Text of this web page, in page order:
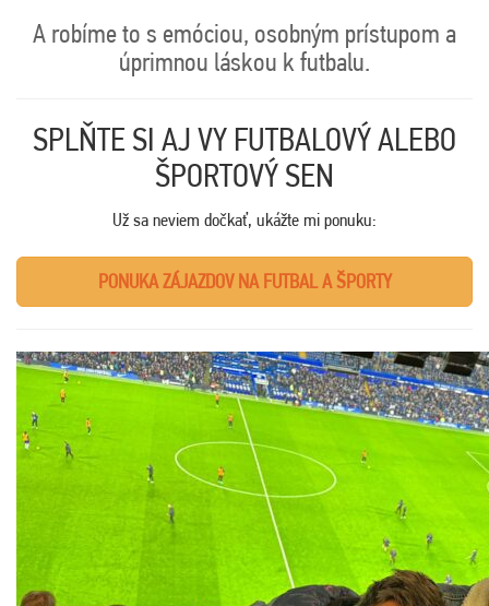
A robíme to s emóciou, osobným prístupom a
úprimnou láskou k futbalu.
SPLŇTE SI AJ VY FUTBALOVÝ ALEBO
ŠPORTOVÝ SEN
Už sa neviem dočkať, ukážte mi ponuku:
PONUKA ZÁJAZDOV NA FUTBAL A ŠPORTY